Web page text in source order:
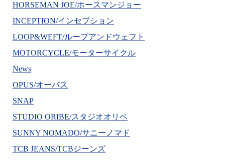
HORSEMAN JOE/ホースマンジョー
INCEPTION/インセプション
LOOP&WEFT/ループアンドウェフト
MOTORCYCLE/モーターサイクル
News
OPUS/オーパス
SNAP
STUDIO ORIBE/スタジオオリベ
SUNNY NOMADO/サニーノマド
TCB JEANS/TCBジーンズ